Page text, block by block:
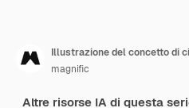
Illustrazione del concetto di
magnific
Altre risorse IA di questa